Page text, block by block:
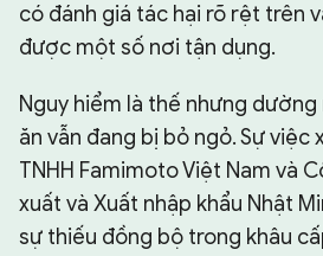
có đánh giá tác hại rõ rệt trên
được một số nơi tận dụng.
Nguy hiểm là thế nhưng
ăn vẫn đang bị bỏ ngỏ. Sự việc
TNHH Famimoto Việt Nam và
xuất và Xuất nhập khẩu Nhật
sự thiếu đồng bộ trong khâu